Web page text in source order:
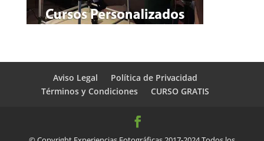
Aviso Legal
Política de Privacidad
Términos y Condiciones
CURSO GRATIS